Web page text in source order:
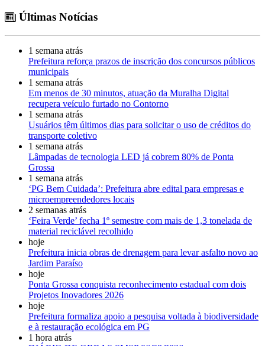
Últimas Notícias
1 semana atrás
Prefeitura reforça prazos de inscrição dos concursos públicos
municipais
1 semana atrás
Em menos de 30 minutos, atuação da Muralha Digital
recupera veículo furtado no Contorno
1 semana atrás
Usuários têm últimos dias para solicitar o uso de créditos do
transporte coletivo
1 semana atrás
Lâmpadas de tecnologia LED já cobrem 80% de Ponta
Grossa
1 semana atrás
‘PG Bem Cuidada’: Prefeitura abre edital para empresas e
microempreendedores locais
2 semanas atrás
‘Feira Verde’ fecha 1º semestre com mais de 1,3 tonelada de
material reciclável recolhido
hoje
Prefeitura inicia obras de drenagem para levar asfalto novo ao
Jardim Paraíso
hoje
Ponta Grossa conquista reconhecimento estadual com dois
Projetos Inovadores 2026
hoje
Prefeitura formaliza apoio a pesquisa voltada à biodiversidade
e à restauração ecológica em PG
1 hora atrás